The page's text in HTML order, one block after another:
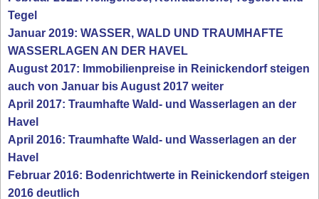
Tegel
Januar 2019: WASSER, WALD UND TRAUMHAFTE
WASSERLAGEN AN DER HAVEL
August 2017: Immobilienpreise in Reinickendorf steigen
auch von Januar bis August 2017 weiter
April 2017: Traumhafte Wald- und Wasserlagen an der
Havel
April 2016: Traumhafte Wald- und Wasserlagen an der
Havel
Februar 2016: Bodenrichtwerte in Reinickendorf steigen
2016 deutlich